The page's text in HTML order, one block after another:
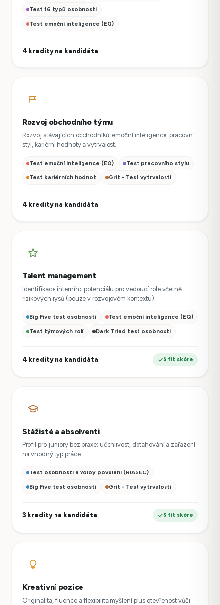
Test 16 typů osobnosti
Test emoční inteligence (EQ)
4 kredity na kandidáta
Rozvoj obchodního týmu
Rozvoj stávajících obchodníků: emoční inteligence, pracovní
styl, kariérní hodnoty a vytrvalost.
Test emoční inteligence (EQ) Test pracovního stylu
Test kariérních hodnot Grit - Test vytrvalosti
4 kredity na kandidáta
Talent management
Identifikace interního potenciálu pro vedoucí role včetně
rizikových rysů (pouze v rozvojovém kontextu).
Big Five test osobnosti Test emoční inteligence (EQ)
Test týmových rolí Dark Triad test osobnosti
4 kredity na kandidáta S fit skóre
Stážisté a absolventi
Profil pro juniory bez praxe: učenlivost, dotahování a zařazení
na vhodný typ práce.
Test osobnosti a volby povolání (RIASEC)
Big Five test osobnosti Grit - Test vytrvalosti
3 kredity na kandidáta S fit skóre
Kreativní pozice
Originalita, fluence a flexibilita myšlení plus otevřenost vůči